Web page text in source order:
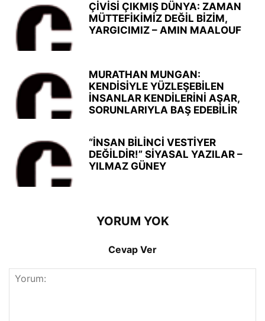
ÇİVİSİ ÇIKMIŞ DÜNYA: ZAMAN
MÜTTEFİKİMİZ DEĞİL BİZİM,
YARGICIMIZ – AMIN MAALOUF
MURATHAN MUNGAN:
KENDİSİYLE YÜZLEŞEBİLEN
İNSANLAR KENDİLERİNİ AŞAR,
SORUNLARIYLA BAŞ EDEBİLİR
“İNSAN BİLİNCİ VESTİYER
DEĞİLDİR!” SİYASAL YAZILAR –
YILMAZ GÜNEY
YORUM YOK
Cevap Ver